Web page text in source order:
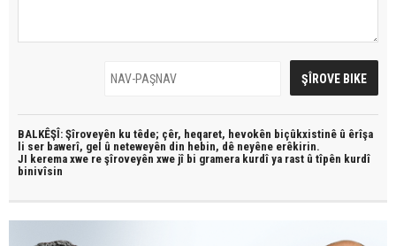
BALKÊŞÎ: Şîroveyên ku têde; çêr, heqaret, hevokên biçûkxistinê û êrîşa
li ser bawerî, gel û neteweyên din hebin, dê neyêne erêkirin.
JI kerema xwe re şîroveyên xwe jî bi gramera kurdî ya rast û tîpên kurdî
binivîsin